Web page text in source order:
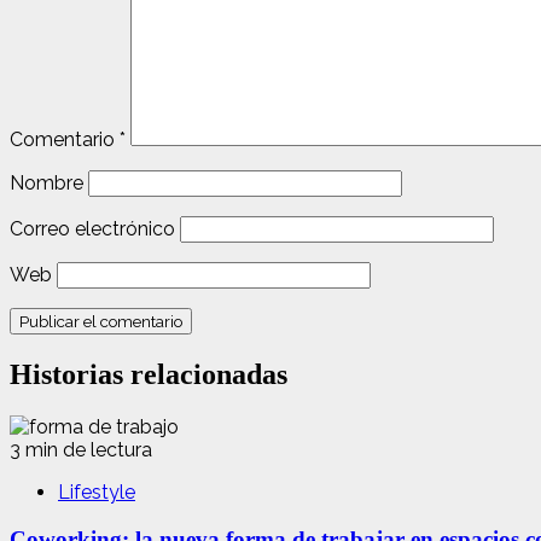
Comentario *
Nombre
Correo electrónico
Web
Historias relacionadas
3 min de lectura
Lifestyle